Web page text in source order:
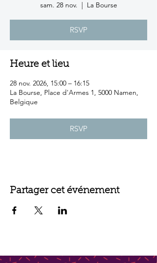
sam. 28 nov.
  |
La Bourse
RSVP
Heure et lieu
28 nov. 2026, 15:00 – 16:15
La Bourse, Place d'Armes 1, 5000 Namen,
Belgique
RSVP
Partager cet événement